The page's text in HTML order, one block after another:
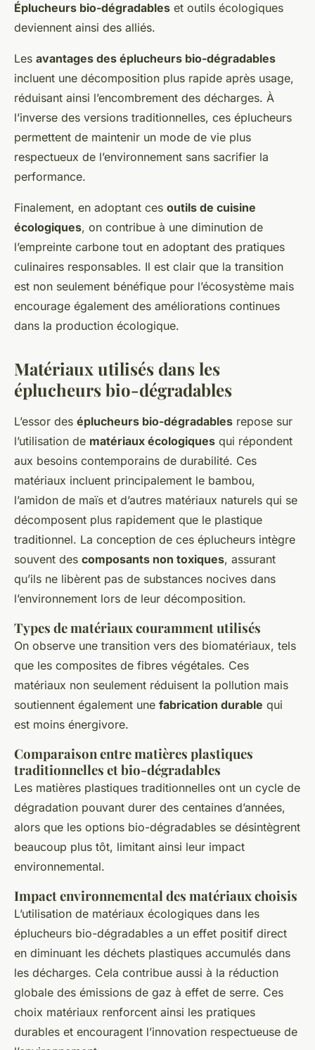
Éplucheurs bio-dégradables et outils écologiques
deviennent ainsi des alliés.
Les avantages des éplucheurs bio-dégradables
incluent une décomposition plus rapide après usage,
réduisant ainsi l’encombrement des décharges. À
l’inverse des versions traditionnelles, ces éplucheurs
permettent de maintenir un mode de vie plus
respectueux de l’environnement sans sacrifier la
performance.
Finalement, en adoptant ces outils de cuisine
écologiques, on contribue à une diminution de
l’empreinte carbone tout en adoptant des pratiques
culinaires responsables. Il est clair que la transition
est non seulement bénéfique pour l’écosystème mais
encourage également des améliorations continues
dans la production écologique.
Matériaux utilisés dans les
éplucheurs bio-dégradables
L’essor des éplucheurs bio-dégradables repose sur
l’utilisation de matériaux écologiques qui répondent
aux besoins contemporains de durabilité. Ces
matériaux incluent principalement le bambou,
l’amidon de maïs et d’autres matériaux naturels qui se
décomposent plus rapidement que le plastique
traditionnel. La conception de ces éplucheurs intègre
souvent des composants non toxiques, assurant
qu’ils ne libèrent pas de substances nocives dans
l’environnement lors de leur décomposition.
Types de matériaux couramment utilisés
On observe une transition vers des biomatériaux, tels
que les composites de fibres végétales. Ces
matériaux non seulement réduisent la pollution mais
soutiennent également une fabrication durable qui
est moins énergivore.
Comparaison entre matières plastiques
traditionnelles et bio-dégradables
Les matières plastiques traditionnelles ont un cycle de
dégradation pouvant durer des centaines d’années,
alors que les options bio-dégradables se désintègrent
beaucoup plus tôt, limitant ainsi leur impact
environnemental.
Impact environnemental des matériaux choisis
L’utilisation de matériaux écologiques dans les
éplucheurs bio-dégradables a un effet positif direct
en diminuant les déchets plastiques accumulés dans
les décharges. Cela contribue aussi à la réduction
globale des émissions de gaz à effet de serre. Ces
choix matériaux renforcent ainsi les pratiques
durables et encouragent l’innovation respectueuse de